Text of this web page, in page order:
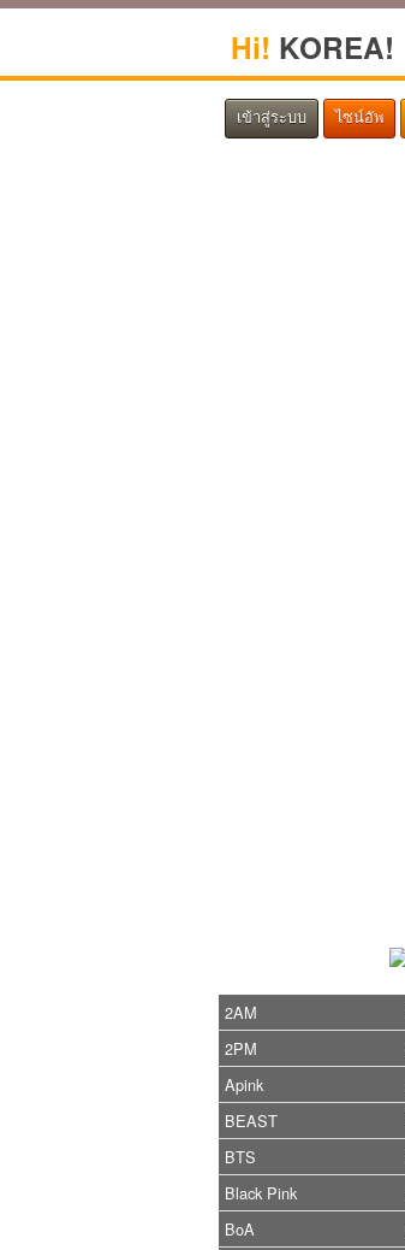
Hi! KOREA!
เข้าสู่ระบบ ไซน์อัพ
2AM
2PM
Apink
BEAST
BTS
Black Pink
BoA